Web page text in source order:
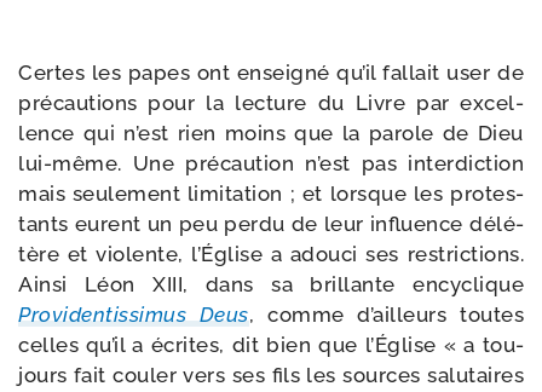
Certes les papes ont ensei­gné qu’il fal­lait user de
pré­cau­tions pour la lec­ture du Livre par excel­
lence qui n’est rien moins que la parole de Dieu
lui-​même. Une pré­cau­tion n’est pas inter­dic­tion
mais seule­ment limi­ta­tion ; et lorsque les pro­tes­
tants eurent un peu per­du de leur influence délé­
tère et vio­lente, l’Église a adou­ci ses res­tric­tions.
Ainsi Léon XIII, dans sa brillante ency­clique
Providentissimus Deus, comme d’ailleurs toutes
celles qu’il a écrites, dit bien que l’Église « a tou­
jours fait cou­ler vers ses fils les sources salu­taires